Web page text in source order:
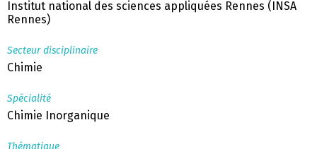
Institut national des sciences appliquées Rennes (INSA
Rennes)
Secteur disciplinaire
Chimie
Spécialité
Chimie Inorganique